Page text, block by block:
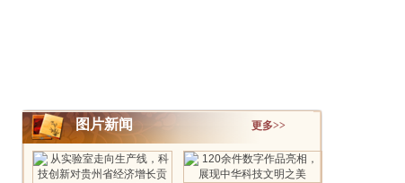
图片新闻 更多>>